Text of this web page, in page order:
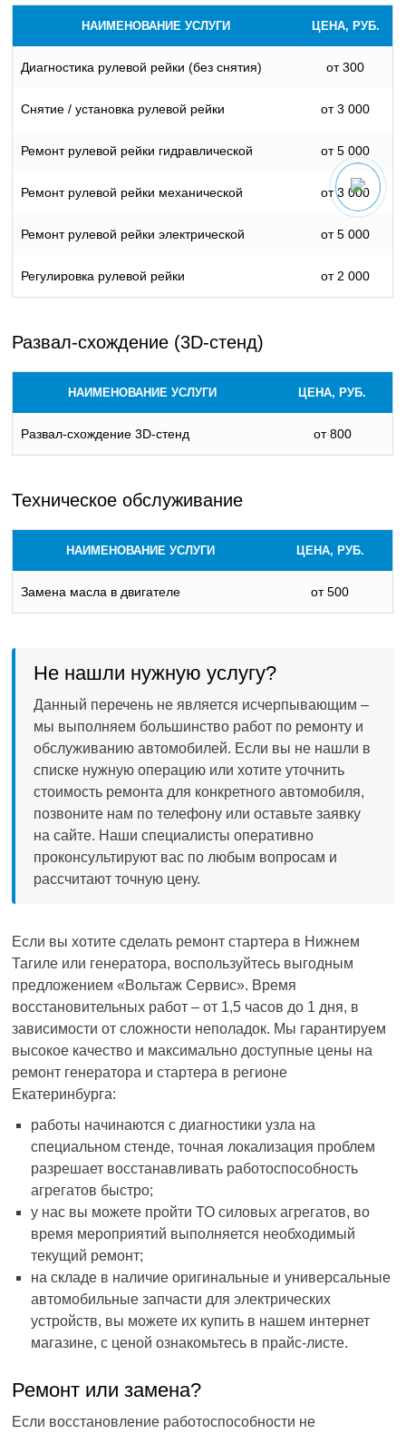
НАИМЕНОВАНИЕ УСЛУГИ ЦЕНА, РУБ.
Диагностика рулевой рейки (без снятия) от 300
Снятие / установка рулевой рейки от 3 000
Ремонт рулевой рейки гидравлической от 5 000
Ремонт рулевой рейки механической от 3 000
Ремонт рулевой рейки электрической от 5 000
Регулировка рулевой рейки от 2 000
Развал-схождение (3D-стенд)
НАИМЕНОВАНИЕ УСЛУГИ ЦЕНА, РУБ.
Развал-схождение 3D-стенд от 800
Техническое обслуживание
НАИМЕНОВАНИЕ УСЛУГИ ЦЕНА, РУБ.
Замена масла в двигателе от 500
Не нашли нужную услугу?
Данный перечень не является исчерпывающим –
мы выполняем большинство работ по ремонту и
обслуживанию автомобилей. Если вы не нашли в
списке нужную операцию или хотите уточнить
стоимость ремонта для конкретного автомобиля,
позвоните нам по телефону или оставьте заявку
на сайте. Наши специалисты оперативно
проконсультируют вас по любым вопросам и
рассчитают точную цену.
Если вы хотите сделать ремонт стартера в Нижнем
Тагиле или генератора, воспользуйтесь выгодным
предложением «Вольтаж Сервис». Время
восстановительных работ – от 1,5 часов до 1 дня, в
зависимости от сложности неполадок. Мы гарантируем
высокое качество и максимально доступные цены на
ремонт генератора и стартера в регионе
Екатеринбурга:
работы начинаются с диагностики узла на
специальном стенде, точная локализация проблем
разрешает восстанавливать работоспособность
агрегатов быстро;
у нас вы можете пройти ТО силовых агрегатов, во
время мероприятий выполняется необходимый
текущий ремонт;
на складе в наличие оригинальные и универсальные
автомобильные запчасти для электрических
устройств, вы можете их купить в нашем интернет
магазине, с ценой ознакомьтесь в прайс-листе.
Ремонт или замена?
Если восстановление работоспособности не